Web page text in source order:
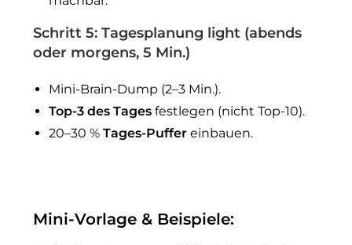
Schritt 5: Tagesplanung light (abends
oder morgens, 5 Min.)
Mini-Brain-Dump (2–3 Min.).
Top-3 des Tages festlegen (nicht Top-10).
20–30 %Tages-Puffer einbauen.
Mini-Vorlage & Beispiele: